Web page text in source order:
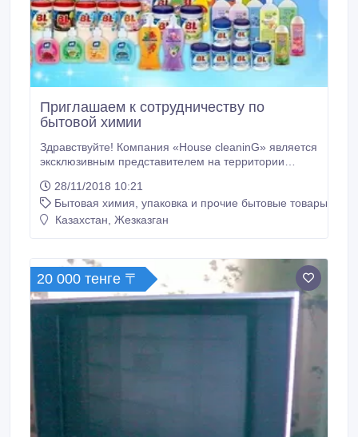
Приглашаем к сотрудничеству по
бытовой химии
Здравствуйте! Компания «House cleaninG» является
эксклюзивным представителем на территории
продукция изготавливается из высококачественных
ингредиентов по современной технологии,
разработанной специалистами компании, при этом
28/11/2018 10:21
Бытовая химия, упаковка и прочие бытовые товары
Казахстан, Жезказган
20 000 тенге 〒